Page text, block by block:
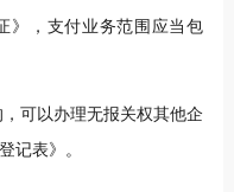
》，支付业务范围应当包
可以办理无报关权其他企
记表》。